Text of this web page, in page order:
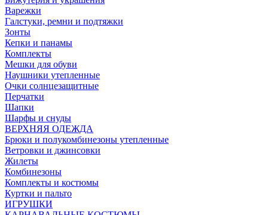
Варежки
Галстуки, ремни и подтяжки
Зонты
Кепки и панамы
Комплекты
Мешки для обуви
Наушники утепленные
Очки солнцезащитные
Перчатки
Шапки
Шарфы и снуды
ВЕРХНЯЯ ОДЕЖДА
Брюки и полукомбинезоны утепленные
Ветровки и джинсовки
Жилеты
Комбинезоны
Комплекты и костюмы
Куртки и пальто
ИГРУШКИ